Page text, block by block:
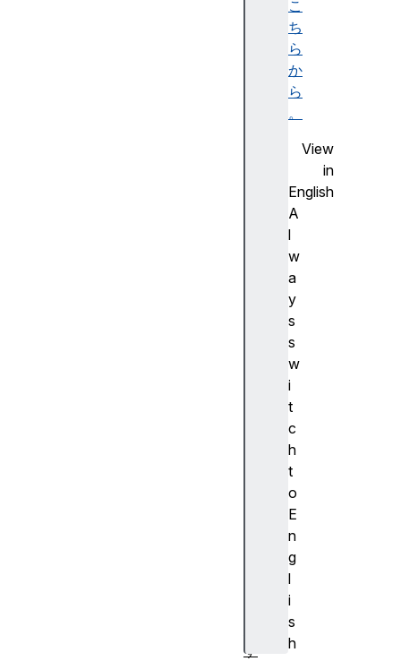
こ
ち
ら
か
ら
。
View
in
English
A
l
w
a
y
s
s
w
i
t
c
h
t
o
E
n
g
l
i
s
h
す